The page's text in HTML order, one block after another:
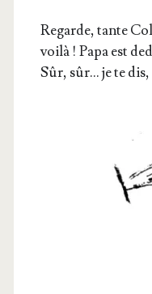
Regarde, tante
voi­là ! Papa est
Sûr, sûr… je te dis,